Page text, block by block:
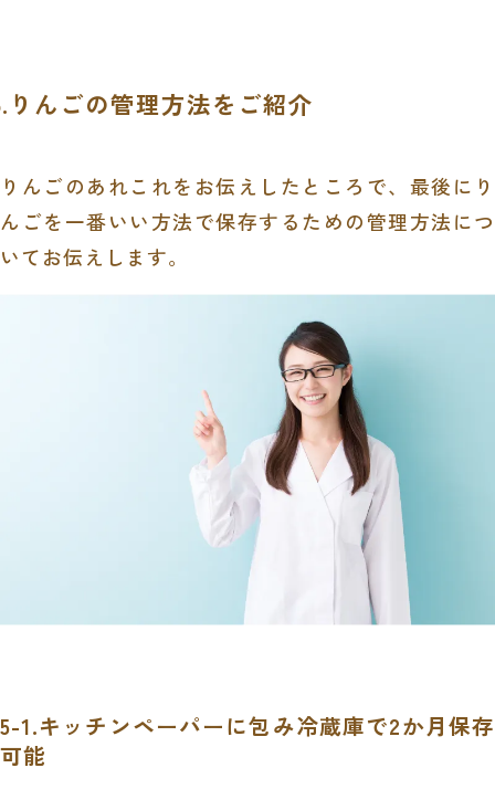
りんごの管理方法をご紹介
りんごのあれこれをお伝えしたところで、最後にり
んごを一番いい方法で保存するための管理方法につ
いてお伝えします。
5-1.キッチンペーパーに包み冷蔵庫で2か月保存
可能